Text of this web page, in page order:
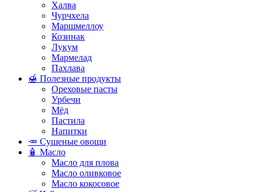
Халва
Чурчхела
Маршмеллоу
Козинак
Лукум
Мармелад
Пахлава
🍯 Полезные продукты
Ореховые пасты
Урбечи
Мёд
Пастила
Напитки
🥕 Сушеные овощи
🧴 Масло
Масло для плова
Масло оливковое
Масло кокосовое